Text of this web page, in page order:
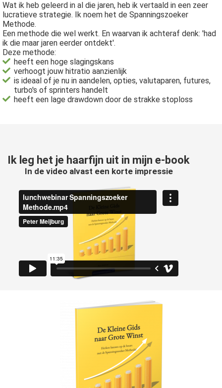
Wat ik heb geleerd in al die jaren, heb ik vertaald in een zeer
lucratieve strategie. Ik noem het de Spanningszoeker
Methode.
Een methode die wel werkt. En waarvan ik achteraf denk: 'had
ik die maar jaren eerder ontdekt'.
Deze methode:
heeft een hoge slagingskans
verhoogt jouw hitratio aanzienlijk
is ideaal of je nu in aandelen, opties, valutaparen, futures,
turbo's of sprinters handelt
heeft een lage drawdown door de strakke stoploss
Ik leg het je haarfijn uit in mijn e-book
In de video alvast een korte impressie